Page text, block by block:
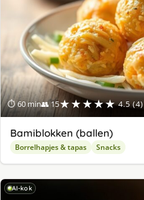
⏱ 60 min👥 15★★★★★ 4.5 (4)
Bamiblokken (ballen)
Borrelhapjes & tapas Snacks
AI-kok